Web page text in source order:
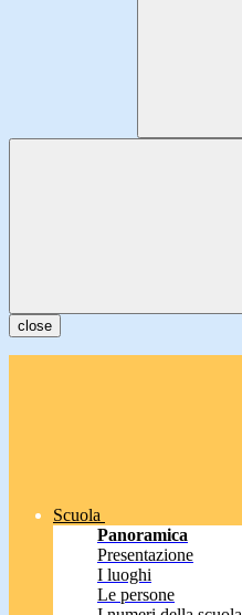
close
Scuola
Panoramica
Presentazione
I luoghi
Le persone